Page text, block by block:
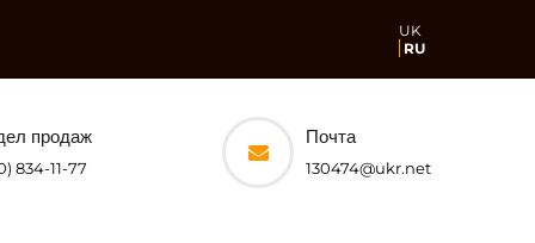
UK
RU
продаж
834-11-77
Почта
130474@ukr.net